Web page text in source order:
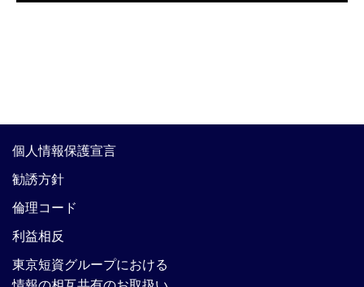
個人情報保護宣言
勧誘方針
倫理コード
利益相反
東京短資グループにおける